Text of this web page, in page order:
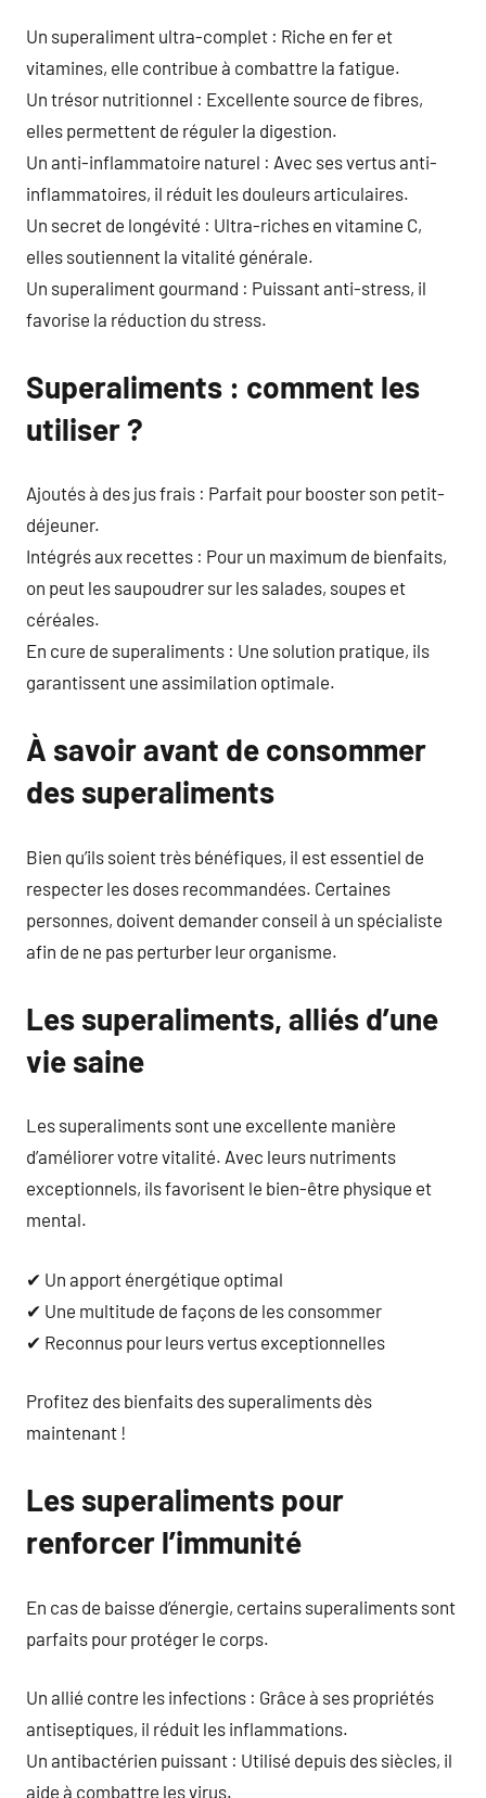
Un superaliment ultra-complet : Riche en fer et
vitamines, elle contribue à combattre la fatigue.
Un trésor nutritionnel : Excellente source de fibres,
elles permettent de réguler la digestion.
Un anti-inflammatoire naturel : Avec ses vertus anti-
inflammatoires, il réduit les douleurs articulaires.
Un secret de longévité : Ultra-riches en vitamine C,
elles soutiennent la vitalité générale.
Un superaliment gourmand : Puissant anti-stress, il
favorise la réduction du stress.
Superaliments : comment les
utiliser ?
Ajoutés à des jus frais : Parfait pour booster son petit-
déjeuner.
Intégrés aux recettes : Pour un maximum de bienfaits,
on peut les saupoudrer sur les salades, soupes et
céréales.
En cure de superaliments : Une solution pratique, ils
garantissent une assimilation optimale.
À savoir avant de consommer
des superaliments
Bien qu’ils soient très bénéfiques, il est essentiel de
respecter les doses recommandées. Certaines
personnes, doivent demander conseil à un spécialiste
afin de ne pas perturber leur organisme.
Les superaliments, alliés d’une
vie saine
Les superaliments sont une excellente manière
d’améliorer votre vitalité. Avec leurs nutriments
exceptionnels, ils favorisent le bien-être physique et
mental.
✔ Un apport énergétique optimal
✔ Une multitude de façons de les consommer
✔ Reconnus pour leurs vertus exceptionnelles
Profitez des bienfaits des superaliments dès
maintenant !
Les superaliments pour
renforcer l’immunité
En cas de baisse d’énergie, certains superaliments sont
parfaits pour protéger le corps.
Un allié contre les infections : Grâce à ses propriétés
antiseptiques, il réduit les inflammations.
Un antibactérien puissant : Utilisé depuis des siècles, il
aide à combattre les virus.